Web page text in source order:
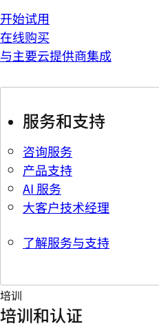
开始试用
在线购买
与主要云提供商集成
服务和支持
咨询服务
产品支持
AI 服务
大客户技术经理
了解服务与支持
培训
培训和认证